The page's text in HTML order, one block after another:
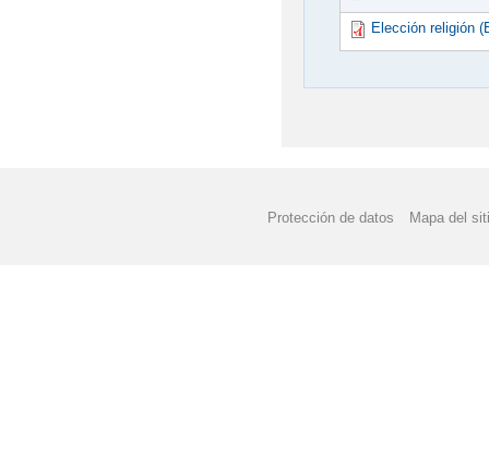
Elección religión
Protección de datos Mapa del